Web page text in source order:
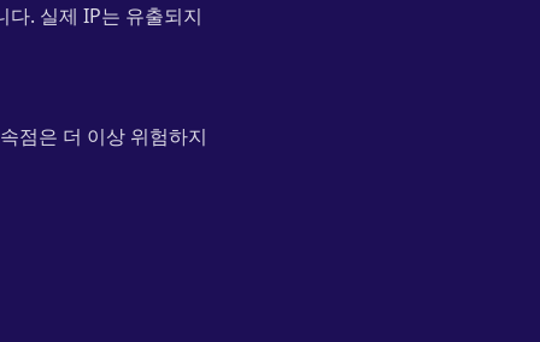
. 실제 IP는 유출되지
점은 더 이상 위험하지